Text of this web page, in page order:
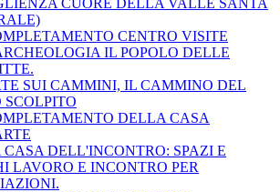
CENTRO VISITE
IL POPOLO DELLE
SUI CAMMINI, IL CAMMINO DEL
SCOLPITO
DELLA CASA
CASA DELL'INCONTRO: SPAZI E
LAVORO E INCONTRO PER